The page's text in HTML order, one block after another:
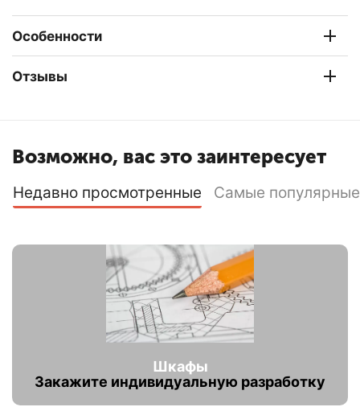
Особенности
Отзывы
Возможно, вас это заинтересует
Недавно просмотренные Самые популярные
Шкафы
Закажите индивидуальную разработку